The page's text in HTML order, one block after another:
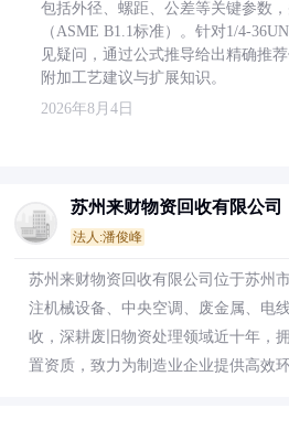
包括外径、螺距、公差等关键参数
（ASME B1.1标准）。针对1/4-
见疑问，通过公式推导给出精确推
附加工艺建议与扩展知识。
2026年8月4日
苏州来财物资回收有限公司
法人:潘俊峰
苏州来财物资回收有限公司位于苏州
注机械设备、中央空调、废金属、电
收，深耕废旧物资处理领域近十年，
置资质，致力为制造业企业提供高效